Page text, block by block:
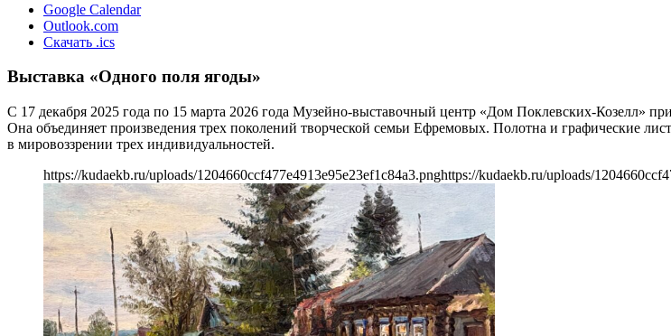
Google Calendar
Outlook.com
Скачать .ics
Выставка «Одного поля ягоды»
С 17 декабря 2025 года по 15 марта 2026 года Музейно-выставочный центр «Дом Поклевских-Козелл»
Она объединяет произведения трех поколений творческой семьи Ефремовых. Полотна и графические
в мировоззрении трех индивидуальностей.
https://kudaekb.ru/uploads/1204660ccf477e4913e95e23ef1c84a3.pnghttps://kudaekb.ru/uploads/